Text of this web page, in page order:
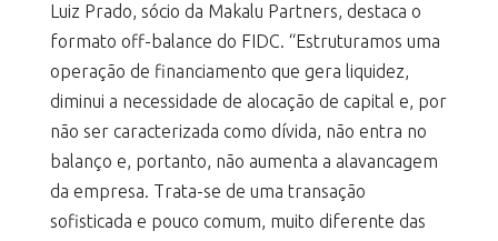
Luiz Prado, sócio da Makalu Partners, destaca o
formato off-balance do FIDC. “Estruturamos uma
operação de financiamento que gera liquidez,
diminui a necessidade de alocação de capital e, por
não ser caracterizada como dívida, não entra no
balanço e, portanto, não aumenta a alavancagem
da empresa. Trata-se de uma transação
sofisticada e pouco comum, muito diferente das